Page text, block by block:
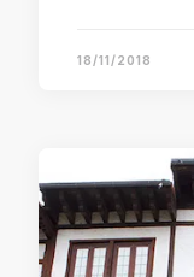
18/11/2018